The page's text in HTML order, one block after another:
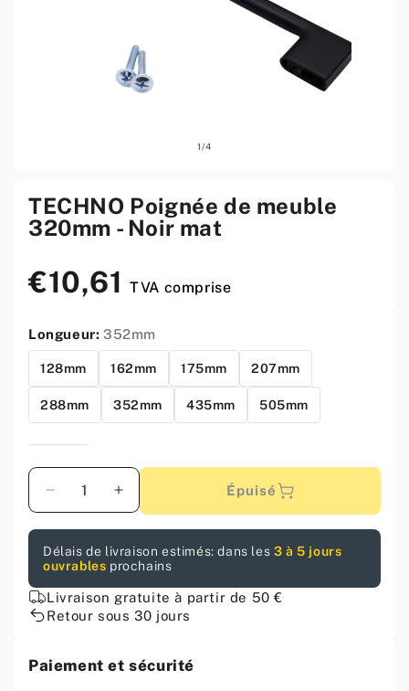
w
menu
modal
1/sur
4
TECHNO Poignée de meuble
320mm - Noir mat
Prix
standard
€10,61TVA comprise
Longueur: 352mm
128mm 162mm 175mm 207mm
288mm 352mm 435mm 505mm
Quantité
Diminuer
la
pour
TECHNO
Poignée
de
-
Augmenter
la
pour
TECHNO
Poignée
de
-
Épuisé
Délais de livraison estimés: dans les 3 à 5 jours
ouvrables prochains
Livraison gratuite à partir de 50 €
Retour sous 30 jours
Paiement et sécurité